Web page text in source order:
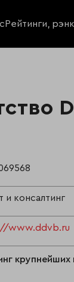
Рейтинги,
и консалтинг
www.ddvb.ru